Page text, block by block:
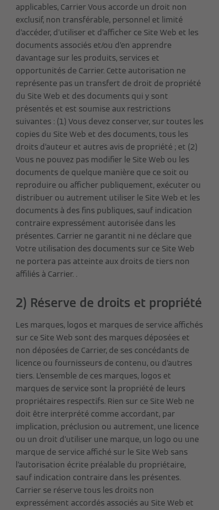
applicables, Carrier Vous accorde un droit non
exclusif, non transférable, personnel et limité
d’accéder, d’utiliser et d’afficher ce Site Web et les
documents associés et/ou d’en apprendre
davantage sur les produits, services et
opportunités de Carrier. Cette autorisation ne
représente pas un transfert de droit de propriété
du Site Web et des documents qui y sont
présentés et est soumise aux restrictions
suivantes : (1) Vous devez conserver, sur toutes les
copies du Site Web et des documents, tous les
droits d’auteur et autres avis de propriété ; et (2)
Vous ne pouvez pas modifier le Site Web ou les
documents de quelque manière que ce soit ou
reproduire ou afficher publiquement, exécuter ou
distribuer ou autrement utiliser le Site Web et les
documents à des fins publiques, sauf indication
contraire expressément autorisée dans les
présentes. Carrier ne garantit ni ne déclare que
Votre utilisation des documents sur ce Site Web
ne portera pas atteinte aux droits de tiers non
affiliés à Carrier. .
2) Réserve de droits et propriété
Les marques, logos et marques de service affichés
sur ce Site Web sont des marques déposées et
non déposées de Carrier, de ses concédants de
licence ou fournisseurs de contenu, ou d’autres
tiers. L’ensemble de ces marques, logos et
marques de service sont la propriété de leurs
propriétaires respectifs. Rien sur ce Site Web ne
doit être interprété comme accordant, par
implication, préclusion ou autrement, une licence
ou un droit d’utiliser une marque, un logo ou une
marque de service affiché sur le Site Web sans
l’autorisation écrite préalable du propriétaire,
sauf indication contraire dans les présentes.
Carrier se réserve tous les droits non
expressément accordés associés au Site Web et